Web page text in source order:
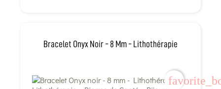
Bracelet Onyx Noir - 8 Mm - Lithothérapie